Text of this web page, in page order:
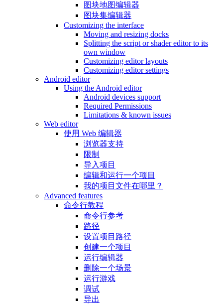
图块地图编辑器
图块集编辑器
Customizing the interface
Moving and resizing docks
Splitting the script or shader editor to its
own window
Customizing editor layouts
Customizing editor settings
Android editor
Using the Android editor
Android devices support
Required Permissions
Limitations & known issues
Web editor
使用 Web 编辑器
浏览器支持
限制
导入项目
编辑和运行一个项目
我的项目文件在哪里？
Advanced features
命令行教程
命令行参考
路径
设置项目路径
创建一个项目
运行编辑器
删除一个场景
运行游戏
调试
导出